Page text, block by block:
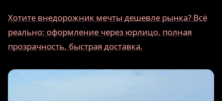
Хотите внедорожник мечты дешевле рынка? Всё
реально: оформление через юрлицо, полная
прозрачность, быстрая доставка.